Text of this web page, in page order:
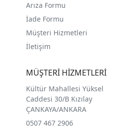
Arıza Formu
İade Formu
Müşteri Hizmetleri
İletişim
MÜŞTERİ HİZMETLERİ
Kültür Mahallesi Yüksel
Caddesi 30/B Kızılay
ÇANKAYA/ANKARA
0507 467 2906